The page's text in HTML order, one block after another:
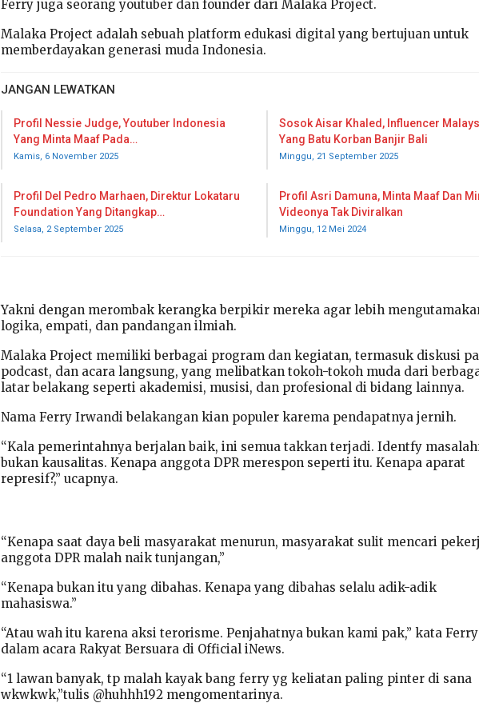
Ferry juga seorang youtuber dan founder dari Malaka Project.
Malaka Project adalah sebuah platform edukasi digital yang bertujuan untuk
memberdayakan generasi muda Indonesia.
JANGAN LEWATKAN
Profil Nessie Judge, Youtuber Indonesia
Yang Minta Maaf Pada…
Kamis, 6 November 2025
Sosok Aisar Khaled, Influencer
Yang Batu Korban Banjir Bali
Minggu, 21 September 2025
Profil Del Pedro Marhaen, Direktur Lokataru
Foundation Yang Ditangkap…
Selasa, 2 September 2025
Profil Asri Damuna, Minta Maaf Dan
Videonya Tak Diviralkan
Minggu, 12 Mei 2024
Yakni dengan merombak kerangka berpikir mereka agar lebih
logika, empati, dan pandangan ilmiah.
Malaka Project memiliki berbagai program dan kegiatan, termasuk diskusi
podcast, dan acara langsung, yang melibatkan tokoh-tokoh muda dari
latar belakang seperti akademisi, musisi, dan profesional di bidang lainnya.
Nama Ferry Irwandi belakangan kian populer karema pendapatnya jernih.
“Kala pemerintahnya berjalan baik, ini semua takkan terjadi. Identfy
bukan kausalitas. Kenapa anggota DPR merespon seperti itu. Kenapa aparat
represif?,” ucapnya.
“Kenapa saat daya beli masyarakat menurun, masyarakat sulit mencari
anggota DPR malah naik tunjangan,”
“Kenapa bukan itu yang dibahas. Kenapa yang dibahas selalu adik-adik
mahasiswa.”
“Atau wah itu karena aksi terorisme. Penjahatnya bukan kami pak,” kata Ferry
dalam acara Rakyat Bersuara di Official iNews.
“1 lawan banyak, tp malah kayak bang ferry yg keliatan paling pinter di sana
wkwkwk,”tulis @huhhh192 mengomentarinya.